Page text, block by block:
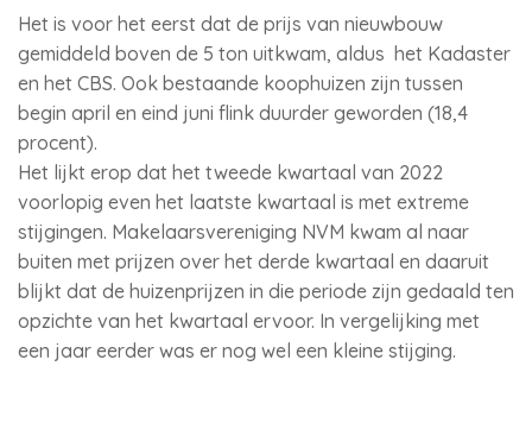
Het is voor het eerst dat de prijs van nieuwbouw
gemiddeld boven de 5 ton uitkwam, aldus het Kadaster
en het CBS. Ook bestaande koophuizen zijn tussen
begin april en eind juni flink duurder geworden (18,4
procent).
Het lijkt erop dat het tweede kwartaal van 2022
voorlopig even het laatste kwartaal is met extreme
stijgingen. Makelaarsvereniging NVM kwam al naar
buiten met prijzen over het derde kwartaal en daaruit
blijkt dat de huizenprijzen in die periode zijn gedaald ten
opzichte van het kwartaal ervoor. In vergelijking met
een jaar eerder was er nog wel een kleine stijging.